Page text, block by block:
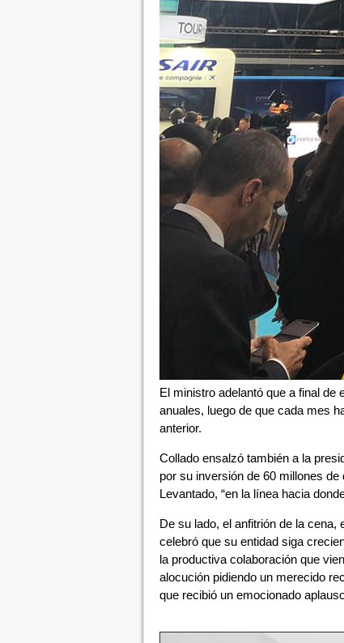
El ministro adelantó que a final de
anuales, luego de que cada mes
anterior.
Collado ensalzó también a la
por su inversión de 60 millones
Levantado, “en la línea hacia
De su lado, el anfitrión de la cena,
celebró que su entidad siga
la productiva colaboración que
alocución pidiendo un merecido
que recibió un emocionado